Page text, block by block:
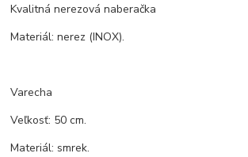
Kvalitná nerezová naberačka
Materiál: nerez (INOX).
Varecha
Veľkosť: 50 cm.
Materiál: smrek.